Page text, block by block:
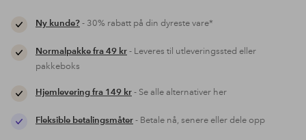
Ny kunde?- 30% rabatt på din dyreste vare*
Normalpakke fra 49 kr- Leveres til utleveringssted eller
pakkeboks
Hjemlevering fra 149 kr- Se alle alternativer her
Fleksible betalingsmåter- Betale nå, senere eller dele opp